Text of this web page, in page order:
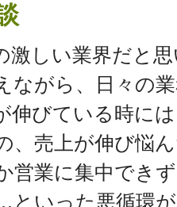
激しい業界だと
ながら、日々の
伸びている時に
、売上が伸び悩
営業に集中でき
といった悪循環